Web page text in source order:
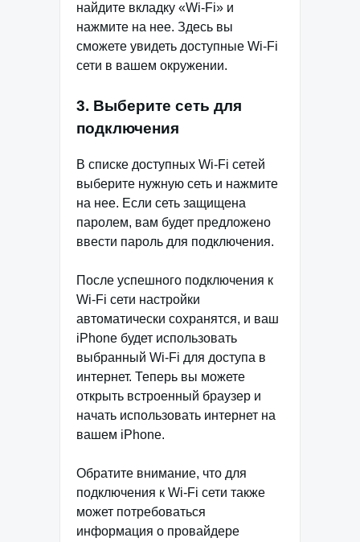
найдите вкладку «Wi-Fi» и
нажмите на нее. Здесь вы
сможете увидеть доступные Wi-Fi
сети в вашем окружении.
3. Выберите сеть для
подключения
В списке доступных Wi-Fi сетей
выберите нужную сеть и нажмите
на нее. Если сеть защищена
паролем, вам будет предложено
ввести пароль для подключения.
После успешного подключения к
Wi-Fi сети настройки
автоматически сохранятся, и ваш
iPhone будет использовать
выбранный Wi-Fi для доступа в
интернет. Теперь вы можете
открыть встроенный браузер и
начать использовать интернет на
вашем iPhone.
Обратите внимание, что для
подключения к Wi-Fi сети также
может потребоваться
информация о провайдере